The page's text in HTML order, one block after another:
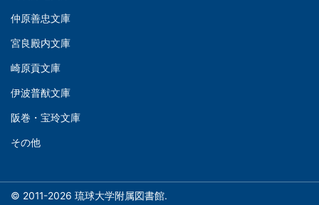
ー
シ
ョ
ン
ッ
タ
(Left)
仲原善忠文庫
文
(Middle)
宮良殿内文庫
崎原貢文庫
伊波普猷文庫
文
庫
阪巻・宝玲文庫
その他
© 2011-2026 琉球大学附属図書館.